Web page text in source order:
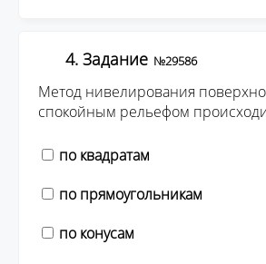
4. Задание №29586
Метод нивелирования
спокойным рельефом
по квадратам
по прямоугольникам
по конусам